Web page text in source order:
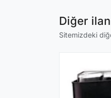
Diğer
Sitemizdeki